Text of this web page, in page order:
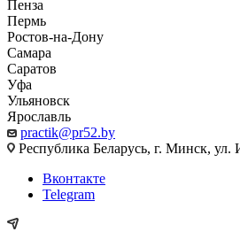
Пенза
Пермь
Ростов-на-Дону
Самара
Саратов
Уфа
Ульяновск
Ярославль
practik@pr52.by
Республика Беларусь, г. Минск, ул.
Вконтакте
Telegram